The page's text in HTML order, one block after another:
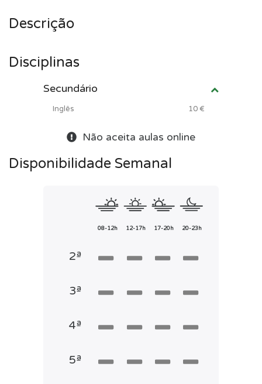
Descrição
Disciplinas
Secundário
Inglês 10 €
Não aceita aulas online
Disponibilidade Semanal
08-12h 12-17h 17-20h 20-23h
2ª
3ª
4ª
5ª